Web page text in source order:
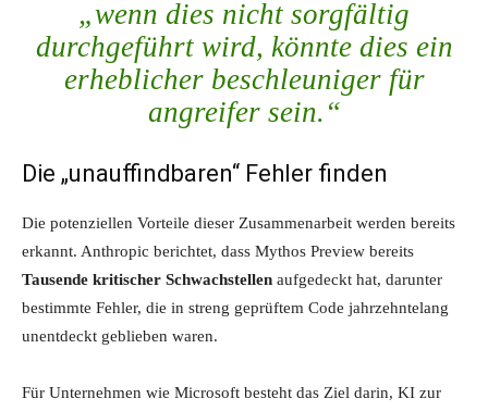
„wenn dies nicht sorgfältig
durchgeführt wird, könnte dies ein
erheblicher beschleuniger für
angreifer sein.“
Die „unauffindbaren“ Fehler finden
Die potenziellen Vorteile dieser Zusammenarbeit werden bereits
erkannt. Anthropic berichtet, dass Mythos Preview bereits
Tausende kritischer Schwachstellen aufgedeckt hat, darunter
bestimmte Fehler, die in streng geprüftem Code jahrzehntelang
unentdeckt geblieben waren.
Für Unternehmen wie Microsoft besteht das Ziel darin, KI zur